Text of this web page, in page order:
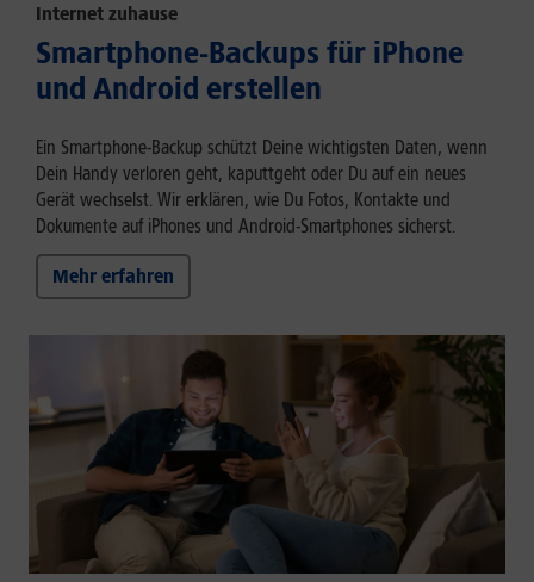
Internet zuhause
Smartphone-Backups für iPhone
und Android erstellen
Ein Smartphone-Backup schützt Deine wichtigsten Daten, wenn
Dein Handy verloren geht, kaputtgeht oder Du auf ein neues
Gerät wechselst. Wir erklären, wie Du Fotos, Kontakte und
Dokumente auf iPhones und Android-Smartphones sicherst.
Mehr erfahren